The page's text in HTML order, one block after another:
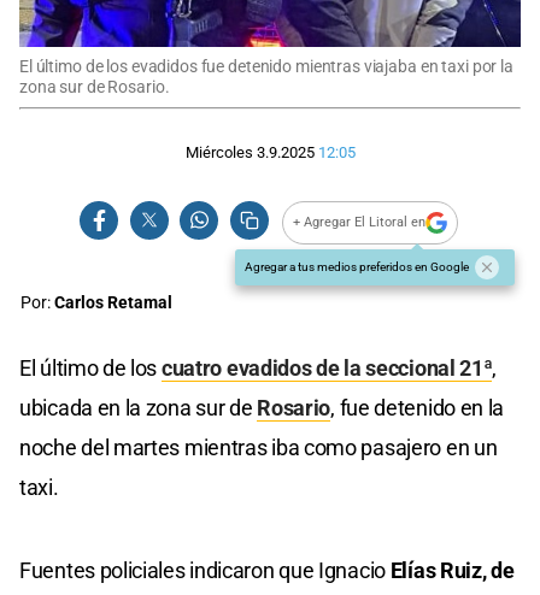
El último de los evadidos fue detenido mientras viajaba en taxi por la
zona sur de Rosario.
Miércoles 3.9.2025 12:05
+ Agregar El Litoral en
Agregar a tus medios preferidos en Google
Por:Carlos Retamal
El último de loscuatro evadidos de la seccional 21ª,
ubicada en la zona sur de Rosario, fue detenido en la
noche del martes mientras iba como pasajero en un
taxi.
Fuentes policiales indicaron que Ignacio Elías Ruiz, de